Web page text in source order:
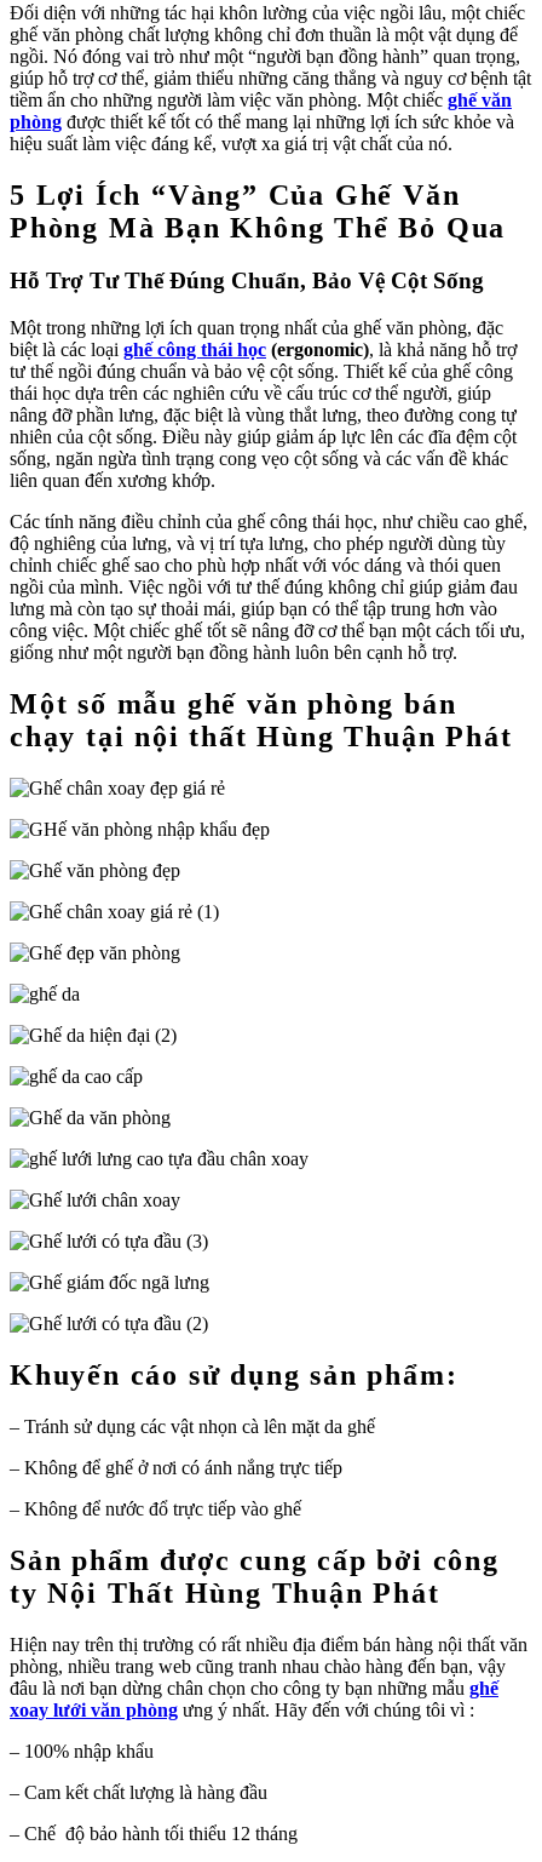
Đối diện với những tác hại khôn lường của việc ngồi lâu, một chiếc
ghế văn phòng chất lượng không chỉ đơn thuần là một vật dụng để
ngồi. Nó đóng vai trò như một “người bạn đồng hành” quan trọng,
giúp hỗ trợ cơ thể, giảm thiểu những căng thẳng và nguy cơ bệnh tật
tiềm ẩn cho những người làm việc văn phòng. Một chiếc ghế văn
phòng được thiết kế tốt có thể mang lại những lợi ích sức khỏe và
hiệu suất làm việc đáng kể, vượt xa giá trị vật chất của nó.
5 Lợi Ích “Vàng” Của Ghế Văn
Phòng Mà Bạn Không Thể Bỏ Qua
Hỗ Trợ Tư Thế Đúng Chuẩn, Bảo Vệ Cột Sống
Một trong những lợi ích quan trọng nhất của ghế văn phòng, đặc
biệt là các loại ghế công thái học (ergonomic), là khả năng hỗ trợ
tư thế ngồi đúng chuẩn và bảo vệ cột sống. Thiết kế của ghế công
thái học dựa trên các nghiên cứu về cấu trúc cơ thể người, giúp
nâng đỡ phần lưng, đặc biệt là vùng thắt lưng, theo đường cong tự
nhiên của cột sống. Điều này giúp giảm áp lực lên các đĩa đệm cột
sống, ngăn ngừa tình trạng cong vẹo cột sống và các vấn đề khác
liên quan đến xương khớp.
Các tính năng điều chỉnh của ghế công thái học, như chiều cao ghế,
độ nghiêng của lưng, và vị trí tựa lưng, cho phép người dùng tùy
chỉnh chiếc ghế sao cho phù hợp nhất với vóc dáng và thói quen
ngồi của mình. Việc ngồi với tư thế đúng không chỉ giúp giảm đau
lưng mà còn tạo sự thoải mái, giúp bạn có thể tập trung hơn vào
công việc. Một chiếc ghế tốt sẽ nâng đỡ cơ thể bạn một cách tối ưu,
giống như một người bạn đồng hành luôn bên cạnh hỗ trợ.
Một số mẫu ghế văn phòng bán
chạy tại nội thất Hùng Thuận Phát
Khuyến cáo sử dụng sản phẩm:
– Tránh sử dụng các vật nhọn cà lên mặt da ghế
– Không để ghế ở nơi có ánh nắng trực tiếp
– Không để nước đổ trực tiếp vào ghế
Sản phẩm được cung cấp bởi công
ty Nội Thất Hùng Thuận Phát
Hiện nay trên thị trường có rất nhiều địa điểm bán hàng nội thất văn
phòng, nhiều trang web cũng tranh nhau chào hàng đến bạn, vậy
đâu là nơi bạn dừng chân chọn cho công ty bạn những mẫu ghế
xoay lưới văn phòng ưng ý nhất. Hãy đến với chúng tôi vì :
– 100% nhập khẩu
– Cam kết chất lượng là hàng đầu
– Chế độ bảo hành tối thiểu 12 tháng